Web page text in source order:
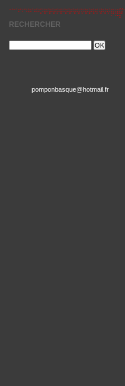
RECHERCHER
pomponbasque@hotmail.fr